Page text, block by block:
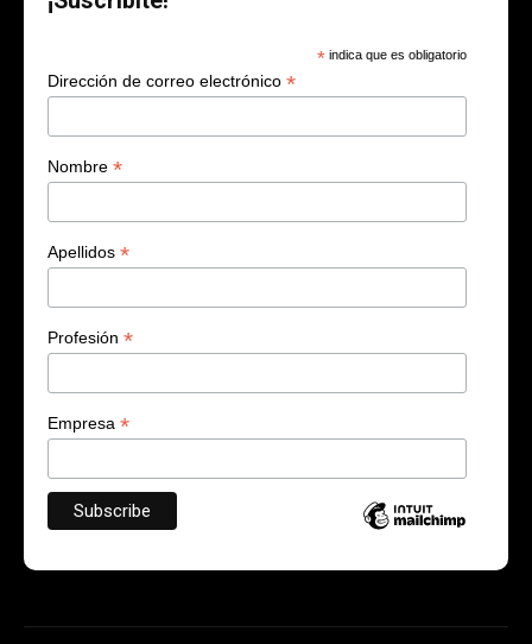
* indica que es obligatorio
Dirección de correo electrónico *
Nombre *
Apellidos *
Profesión *
Empresa *